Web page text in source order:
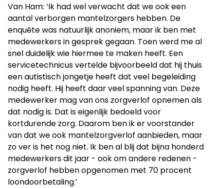
Van Ham: ‘Ik had wel verwacht dat we ook een
aantal verborgen mantelzorgers hebben. De
enquête was natuurlijk anoniem, maar ik ben met
medewerkers in gesprek gegaan. Toen werd me al
snel duidelijk wie hiermee te maken heeft. Een
servicetechnicus vertelde bijvoorbeeld dat hij thuis
een autistisch jongetje heeft dat veel begeleiding
nodig heeft. Hij heeft daar veel spanning van. Deze
medewerker mag van ons zorgverlof opnemen als
dat nodig is. Dat is eigenlijk bedoeld voor
kortdurende zorg. Daarom ben ik er voorstander
van dat we ook mantelzorgverlof aanbieden, maar
zo ver is het nog niet. Ik ben al blij dat bijna honderd
medewerkers dit jaar - ook om andere redenen -
zorgverlof hebben opgenomen met 70 procent
loondoorbetaling.’